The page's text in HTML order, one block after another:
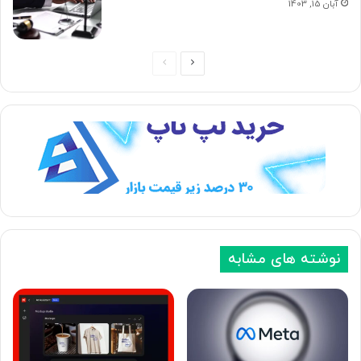
آبان 15, 1403
ح
ه
ی
ح
ه
د
ی
نوشته های مشابه